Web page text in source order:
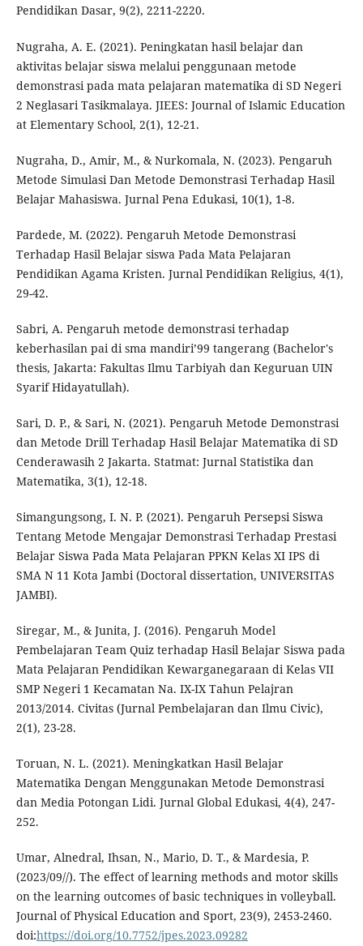
Pendidikan Dasar, 9(2), 2211-2220.
Nugraha, A. E. (2021). Peningkatan hasil belajar dan
aktivitas belajar siswa melalui penggunaan metode
demonstrasi pada mata pelajaran matematika di SD Negeri
2 Neglasari Tasikmalaya. JIEES: Journal of Islamic Education
at Elementary School, 2(1), 12-21.
Nugraha, D., Amir, M., & Nurkomala, N. (2023). Pengaruh
Metode Simulasi Dan Metode Demonstrasi Terhadap Hasil
Belajar Mahasiswa. Jurnal Pena Edukasi, 10(1), 1-8.
Pardede, M. (2022). Pengaruh Metode Demonstrasi
Terhadap Hasil Belajar siswa Pada Mata Pelajaran
Pendidikan Agama Kristen. Jurnal Pendidikan Religius, 4(1),
29-42.
Sabri, A. Pengaruh metode demonstrasi terhadap
keberhasilan pai di sma mandiri’99 tangerang (Bachelor's
thesis, Jakarta: Fakultas Ilmu Tarbiyah dan Keguruan UIN
Syarif Hidayatullah).
Sari, D. P., & Sari, N. (2021). Pengaruh Metode Demonstrasi
dan Metode Drill Terhadap Hasil Belajar Matematika di SD
Cenderawasih 2 Jakarta. Statmat: Jurnal Statistika dan
Matematika, 3(1), 12-18.
Simangungsong, I. N. P. (2021). Pengaruh Persepsi Siswa
Tentang Metode Mengajar Demonstrasi Terhadap Prestasi
Belajar Siswa Pada Mata Pelajaran PPKN Kelas XI IPS di
SMA N 11 Kota Jambi (Doctoral dissertation, UNIVERSITAS
JAMBI).
Siregar, M., & Junita, J. (2016). Pengaruh Model
Pembelajaran Team Quiz terhadap Hasil Belajar Siswa pada
Mata Pelajaran Pendidikan Kewarganegaraan di Kelas VII
SMP Negeri 1 Kecamatan Na. IX-IX Tahun Pelajran
2013/2014. Civitas (Jurnal Pembelajaran dan Ilmu Civic),
2(1), 23-28.
Toruan, N. L. (2021). Meningkatkan Hasil Belajar
Matematika Dengan Menggunakan Metode Demonstrasi
dan Media Potongan Lidi. Jurnal Global Edukasi, 4(4), 247-
252.
Umar, Alnedral, Ihsan, N., Mario, D. T., & Mardesia, P.
(2023/09//). The effect of learning methods and motor skills
on the learning outcomes of basic techniques in volleyball.
Journal of Physical Education and Sport, 23(9), 2453-2460.
doi:https://doi.org/10.7752/jpes.2023.09282